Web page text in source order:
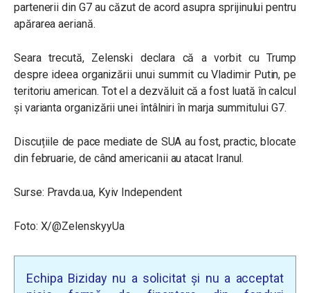
partenerii din G7 au căzut de acord asupra sprijinului pentru
apărarea aeriană.
Seara trecută, Zelenski declara că a vorbit cu Trump
despre ideea organizării unui summit cu Vladimir Putin, pe
teritoriu american. Tot el a dezvăluit că a fost luată în calcul
și varianta organizării unei întâlniri în marja summitului G7.
Discuțiile de pace mediate de SUA au fost, practic, blocate
din februarie, de când americanii au atacat Iranul.
Surse: Pravda.ua, Kyiv Independent
Foto: X/@ZelenskyyUa
Echipa Biziday nu a solicitat și nu a acceptat